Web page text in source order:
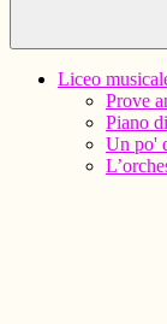
Liceo
Prove
Piano
Un po'